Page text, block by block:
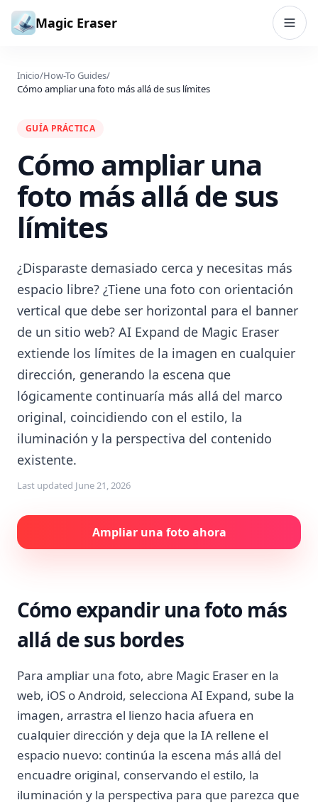
Saltar al contenido
Magic Eraser
Inicio/How-To Guides/
Cómo ampliar una foto más allá de sus límites
GUÍA PRÁCTICA
Cómo ampliar una
foto más allá de sus
límites
¿Disparaste demasiado cerca y necesitas más
espacio libre? ¿Tiene una foto con orientación
vertical que debe ser horizontal para el banner
de un sitio web? AI Expand de Magic Eraser
extiende los límites de la imagen en cualquier
dirección, generando la escena que
lógicamente continuaría más allá del marco
original, coincidiendo con el estilo, la
iluminación y la perspectiva del contenido
existente.
Last updated June 21, 2026
Ampliar una foto ahora
Cómo expandir una foto más
allá de sus bordes
Para ampliar una foto, abre Magic Eraser en la
web, iOS o Android, selecciona AI Expand, sube la
imagen, arrastra el lienzo hacia afuera en
cualquier dirección y deja que la IA rellene el
espacio nuevo: continúa la escena más allá del
encuadre original, conservando el estilo, la
iluminación y la perspectiva para que parezca que